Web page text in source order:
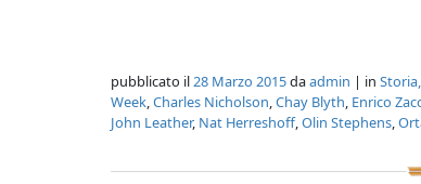
pubblicato il28 Marzo 2015daadmin | in
Week,Charles Nicholson,Chay Blyth, Enrico
John Leather, Nat Herreshoff,Olin Stephens,